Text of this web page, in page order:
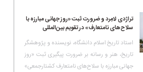
تراژدی لامِرد و ضرورت ثبت «روز جهانی مبارزه با
سلاح‌های نامتعارف» در تقویم بین‌المللی
استاد تاریخ اسلام دانشگاه، نویسنده و پژوهشگر
تاریخ، هنر و رسانه بر ضرورت پیگیری ثبت «روز
جهانی مبارزه با سلاح‌های نامتعارف کشتارجمعی»